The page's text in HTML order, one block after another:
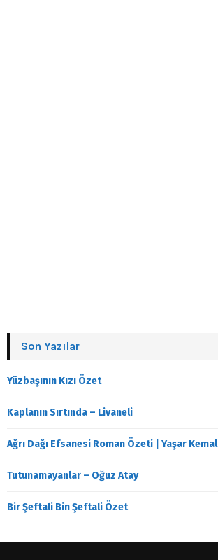
Son Yazılar
Yüzbaşının Kızı Özet
Kaplanın Sırtında – Livaneli
Ağrı Dağı Efsanesi Roman Özeti | Yaşar Kemal
Tutunamayanlar – Oğuz Atay
Bir Şeftali Bin Şeftali Özet